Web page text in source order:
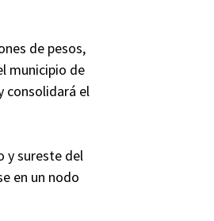
de pesos,
municipio de
consolidará el
y sureste del
en un nodo